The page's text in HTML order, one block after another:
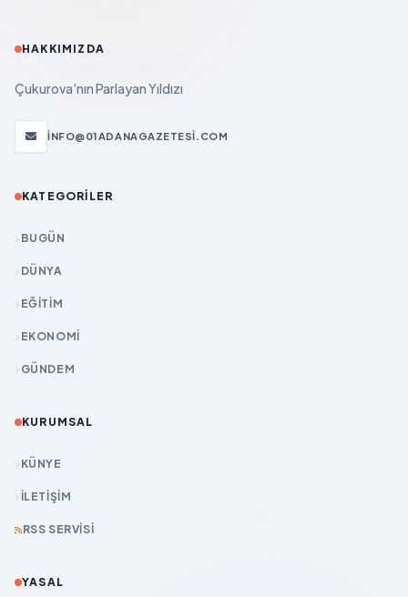
HAKKIMIZDA
Çukurova'nın Parlayan Yıldızı
INFO@01ADANAGAZETESI.COM
KATEGORILER
BUGÜN
DÜNYA
EĞİTİM
EKONOMİ
GÜNDEM
KURUMSAL
KÜNYE
İLETIŞIM
RSS SERVISI
YASAL